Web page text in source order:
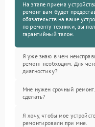
На этапе приема
ремонт вам будет
обязательств на ваше
по ремонту техники, вы
гарантийный талон.
Я уже знаю в чем
ремонт необходим. Для
диагностику?
Мне нужен срочный
сделать?
Я хочу, чтобы мое
ремонтировали при мне.